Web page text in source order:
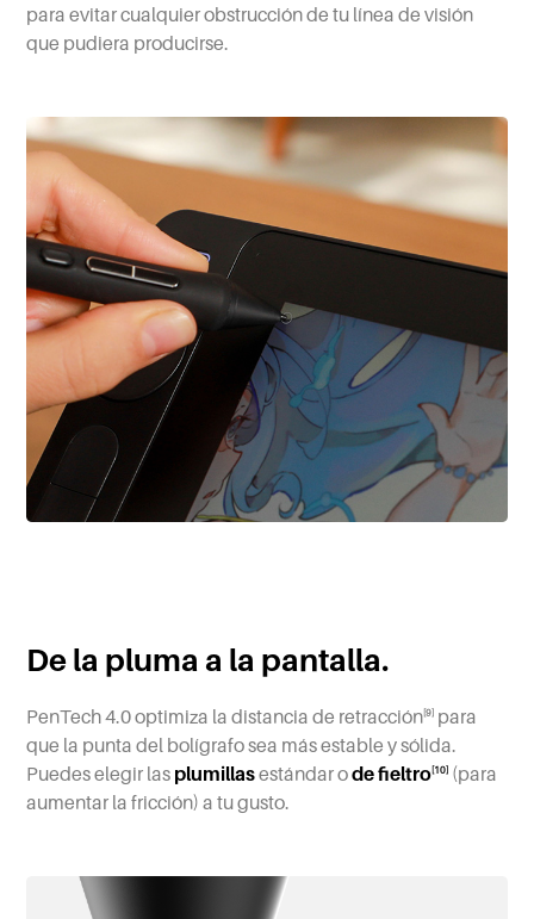
para evitar cualquier obstrucción de tu línea de visión
que pudiera producirse.
De la pluma a la pantalla.
PenTech 4.0 optimiza la distancia de retracción[9] para
que la punta del bolígrafo sea más estable y sólida.
Puedes elegir las plumillasestándar ode fieltro[10] (para
aumentar la fricción) a tu gusto.